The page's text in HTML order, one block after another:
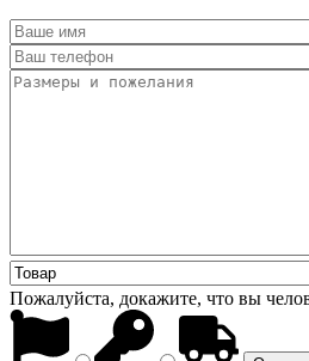
Пожалуйста, докажите, что вы